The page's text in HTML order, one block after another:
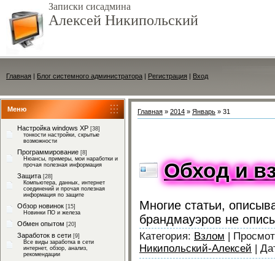
Записки сисадмина
Алексей Никипольский
Главная | Блог системного администратора | Регистрация | Вход
Меню
Настройка windows XP [38]
тонкости настройки, скрытые
возможности
Программирование [8]
Нюансы, примеры, мои наработки и
прочая полезная информация
Защита [28]
Компьютера, данных, интернет
соединений и прочая полезная
информация по защите
Обзор новинок [15]
Новинки ПО и железа
Обмен опытом [20]
Заработок в сети [9]
Все виды заработка в сети
интернет, обзор, анализ,
рекомендации
Главная » 2014 » Январь » 31
Обход и
Многие статьи,
брандмауэров не
Категория: Взлом
Никипольский-Алексей